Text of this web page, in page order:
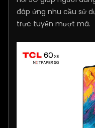
đáp ứng nhu cầu sử
trực tuyến mượt mà.